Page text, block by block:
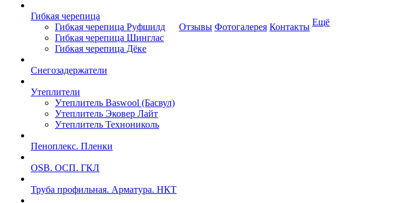
Гибкая черепица
Гибкая черепица Руфшилд
Гибкая черепица Шинглас
Гибкая черепица Дёке
Снегозадержатели
Утеплители
Утеплитель Baswool (Басвул)
Утеплитель Эковер Лайт
Утеплитель Технониколь
Пеноплекс. Пленки
OSB. ОСП. ГКЛ
Труба профильная. Арматура. НКТ
Отзывы Фотогалерея Контакты Ещё